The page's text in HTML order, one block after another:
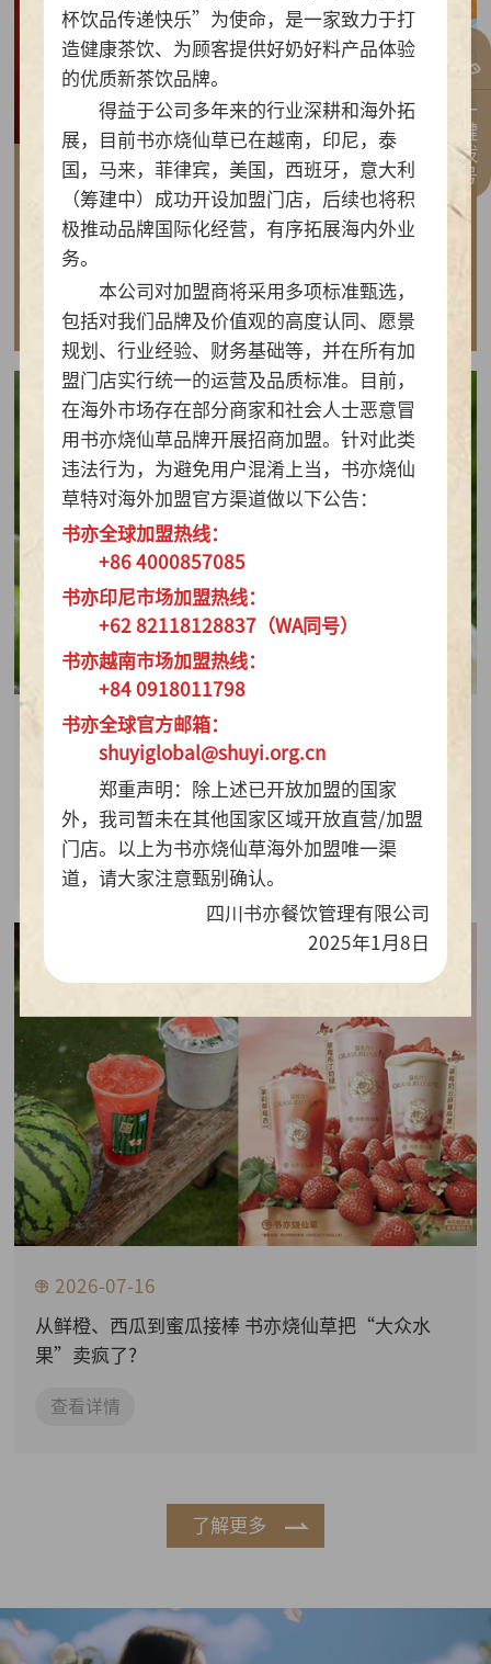
一键拨号
2026-07-30
做实亲民茶饮！书亦烧仙草以“有料品类之王”拿
下2026新茶饮TOP10
查看详情
2026-07-28
质价比持续热销
查看详情
2026-07-16
从鲜橙、西瓜到蜜瓜接棒 书亦烧仙草把“大众水
果”卖疯了?
查看详情
了解更多
杯饮品传递快乐”为使命，是一家致力于打
造健康茶饮、为顾客提供好奶好料产品体验
的优质新茶饮品牌。
得益于公司多年来的行业深耕和海外拓
展，目前书亦烧仙草已在越南，印尼，泰
国，马来，菲律宾，美国，西班牙，意大利
（筹建中）成功开设加盟门店，后续也将积
极推动品牌国际化经营，有序拓展海内外业
务。
本公司对加盟商将采用多项标准甄选，
包括对我们品牌及价值观的高度认同、愿景
规划、行业经验、财务基础等，并在所有加
盟门店实行统一的运营及品质标准。目前，
在海外市场存在部分商家和社会人士恶意冒
用书亦烧仙草品牌开展招商加盟。针对此类
违法行为，为避免用户混淆上当，书亦烧仙
草特对海外加盟官方渠道做以下公告：
书亦全球加盟热线：
+86 4000857085
书亦印尼市场加盟热线：
+62 82118128837（WA同号）
书亦越南市场加盟热线：
+84 0918011798
书亦全球官方邮箱：
shuyiglobal@shuyi.org.cn
郑重声明：除上述已开放加盟的国家
外，我司暂未在其他国家区域开放直营/加盟
门店。以上为书亦烧仙草海外加盟唯一渠
道，请大家注意甄别确认。
四川书亦餐饮管理有限公司
2025年1月8日